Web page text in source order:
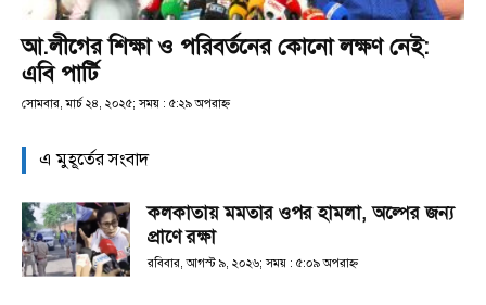
আ.লীগের শিক্ষা ও পরিবর্তনের কোনো লক্ষণ নেই:
এবি পার্টি
সোমবার, মার্চ ২৪, ২০২৫; সময় : ৫:২৯ অপরাহ্ণ
এ মুহূর্তের সংবাদ
কলকাতায় মমতার ওপর হামলা, অল্পের জন্য
প্রাণে রক্ষা
রবিবার, আগস্ট ৯, ২০২৬; সময় : ৫:০৯ অপরাহ্ণ